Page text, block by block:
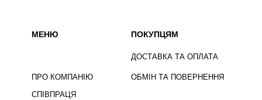
ПРО КОМПАНІЮ
СПІВПРАЦЯ
ДОСТАВКА ТА ОПЛАТА
ОБМІН ТА ПОВЕРНЕННЯ
ПОКУПЦЯМ
МЕНЮ